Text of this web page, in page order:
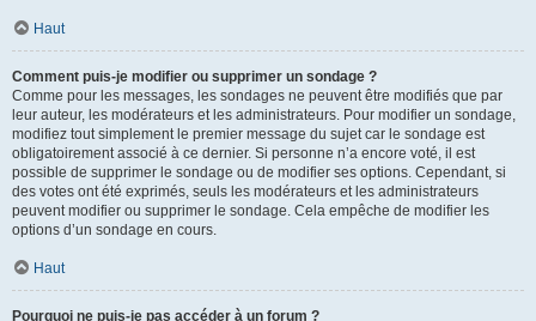
Haut
Comment puis-je modifier ou supprimer un sondage ?
Comme pour les messages, les sondages ne peuvent être modifiés que par
leur auteur, les modérateurs et les administrateurs. Pour modifier un sondage,
modifiez tout simplement le premier message du sujet car le sondage est
obligatoirement associé à ce dernier. Si personne n’a encore voté, il est
possible de supprimer le sondage ou de modifier ses options. Cependant, si
des votes ont été exprimés, seuls les modérateurs et les administrateurs
peuvent modifier ou supprimer le sondage. Cela empêche de modifier les
options d’un sondage en cours.
Haut
Pourquoi ne puis-je pas accéder à un forum ?